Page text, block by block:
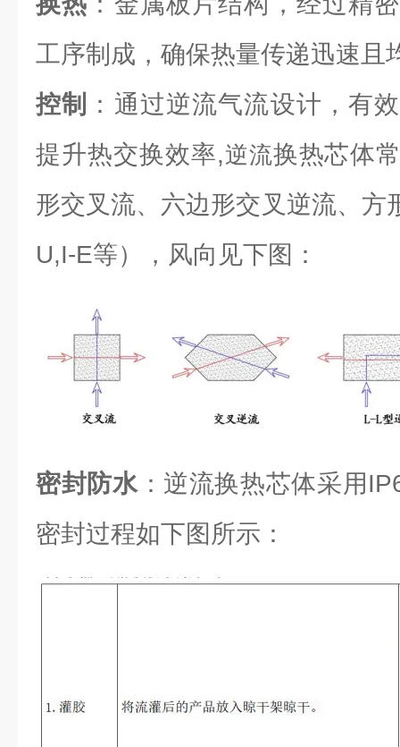
工序制成，确保热量传递迅速且
控制
：通过逆流气流设计，有
提升热交换效率,逆流换热芯体
形交叉流、六边形交叉逆流、方
U,I-E等），风向见下图：
密封防水：逆流换热芯体采用
密封过程如下图所示：